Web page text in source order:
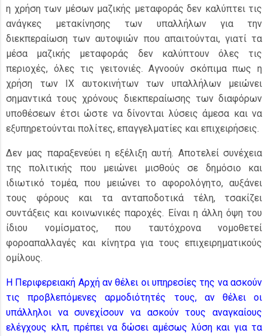
η χρήση των μέσων μαζικής μεταφοράς δεν καλύπτει τις
ανάγκες μετακίνησης των υπαλλήλων για την
διεκπεραίωση των αυτοψιών που απαιτούνται, γιατί τα
μέσα μαζικής μεταφοράς δεν καλύπτουν όλες τις
περιοχές, όλες τις γειτονιές. Αγνοούν σκόπιμα πως η
χρήση των ΙΧ αυτοκινήτων των υπαλλήλων μειώνει
σημαντικά τους χρόνους διεκπεραίωσης των διαφόρων
υποθέσεων έτσι ώστε να δίνονται λύσεις άμεσα και να
εξυπηρετούνται πολίτες, επαγγελματίες και επιχειρήσεις.
Δεν μας παραξενεύει η εξέλιξη αυτή. Αποτελεί συνέχεια
της πολιτικής που μειώνει μισθούς σε δημόσιο και
ιδιωτικό τομέα, που μειώνει το αφορολόγητο, αυξάνει
τους φόρους και τα ανταποδοτικά τέλη, τσακίζει
συντάξεις και κοινωνικές παροχές. Είναι η άλλη όψη του
ίδιου νομίσματος, που ταυτόχρονα νομοθετεί
φοροαπαλλαγές και κίνητρα για τους επιχειρηματικούς
ομίλους.
Η Περιφερειακή Αρχή αν θέλει οι υπηρεσίες της να ασκούν
τις προβλεπόμενες αρμοδιότητές τους, αν θέλει οι
υπάλληλοι να συνεχίσουν να ασκούν τους αναγκαίους
ελέγχους κλπ, πρέπει να δώσει αμέσως λύση και για τα